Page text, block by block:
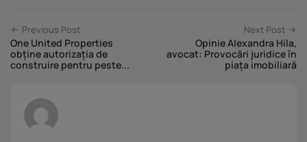
Previous Post
One United Properties
obține autorizația de
construire pentru peste...
Next Post
Opinie Alexandra Hila,
avocat: Provocări juridice în
piața imobiliară